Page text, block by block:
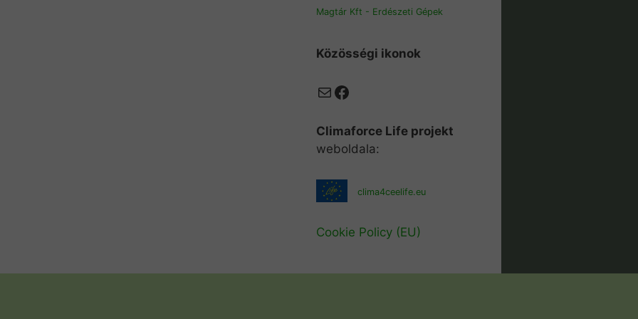
Magtár Kft - Erdészeti Gépek
Közösségi ikonok
MailFacebook
Climaforce Life projekt
weboldala:
clima4ceelife.eu
Cookie Policy (EU)